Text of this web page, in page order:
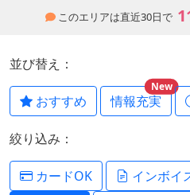
このエリアは直近30日で
並び替え：
おすすめ 情報充実
New
絞り込み：
カードOK インボイ